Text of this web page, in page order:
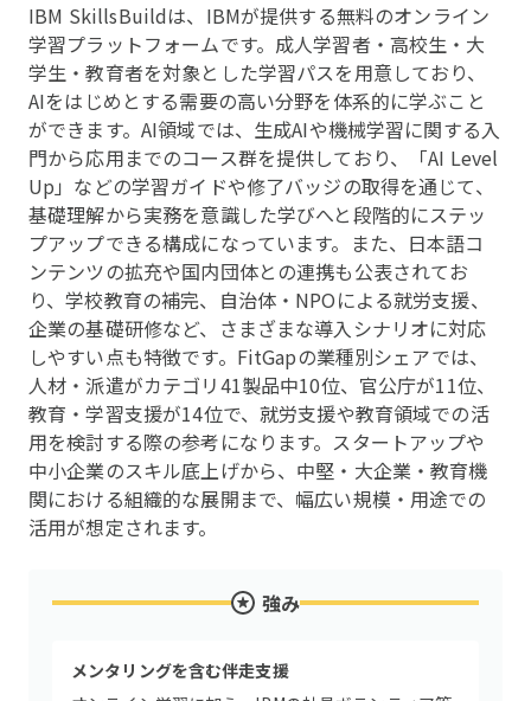
IBM SkillsBuildは、IBMが提供する無料のオンライン
学習プラットフォームです。成人学習者・高校生・大
学生・教育者を対象とした学習パスを用意しており、
AIをはじめとする需要の高い分野を体系的に学ぶこと
ができます。AI領域では、生成AIや機械学習に関する入
門から応用までのコース群を提供しており、「AI Level
Up」などの学習ガイドや修了バッジの取得を通じて、
基礎理解から実務を意識した学びへと段階的にステッ
プアップできる構成になっています。また、日本語コ
ンテンツの拡充や国内団体との連携も公表されてお
り、学校教育の補完、自治体・NPOによる就労支援、
企業の基礎研修など、さまざまな導入シナリオに対応
しやすい点も特徴です。FitGapの業種別シェアでは、
人材・派遣がカテゴリ41製品中10位、官公庁が11位、
教育・学習支援が14位で、就労支援や教育領域での活
用を検討する際の参考になります。スタートアップや
中小企業のスキル底上げから、中堅・大企業・教育機
関における組織的な展開まで、幅広い規模・用途での
活用が想定されます。
強み
メンタリングを含む伴走支援